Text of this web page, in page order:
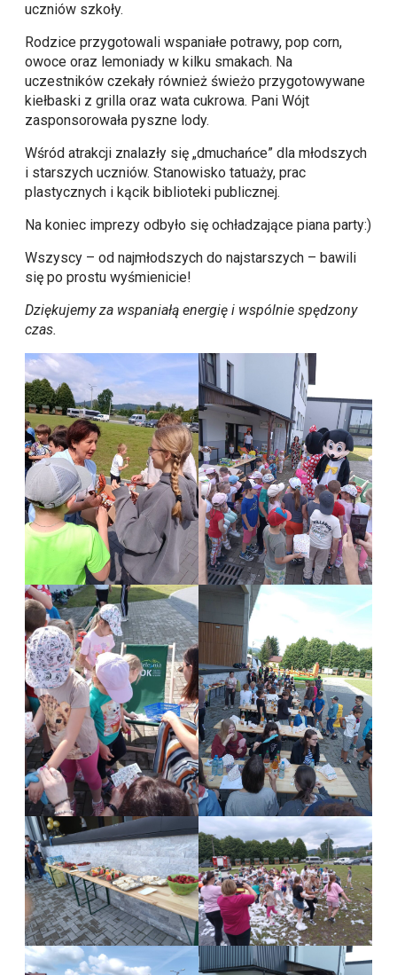
uczniów szkoły.
Rodzice przygotowali wspaniałe potrawy, pop corn,
owoce oraz lemoniady w kilku smakach. Na
uczestników czekały również świeżo przygotowywane
kiełbaski z grilla oraz wata cukrowa. Pani Wójt
zasponsorowała pyszne lody.
Wśród atrakcji znalazły się „dmuchańce” dla młodszych
i starszych uczniów. Stanowisko tatuaży, prac
plastycznych i kącik biblioteki publicznej.
Na koniec imprezy odbyło się ochładzające piana party:)
Wszyscy – od najmłodszych do najstarszych – bawili
się po prostu wyśmienicie!
Dziękujemy za wspaniałą energię i wspólnie spędzony
czas.